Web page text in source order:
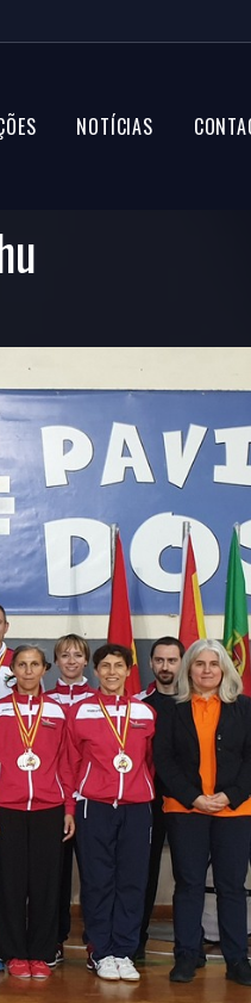
NOTÍCIAS